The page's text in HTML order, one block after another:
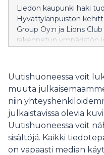
Liedon kaupunki haki
Hyvättylänpuiston
Group Oy:n ja Lions
rakennetun ympäristön
monipuolisia ja
arvioivat kilpailun
Kilpailun parhaana
ja Essi Salmen työ
euron palkinto.
Uutishuoneessa voit
muuta
niin
julkaistavissa olevia
Uutishuoneessa voit
sisältöjä. Kaikki
on vapaasti median